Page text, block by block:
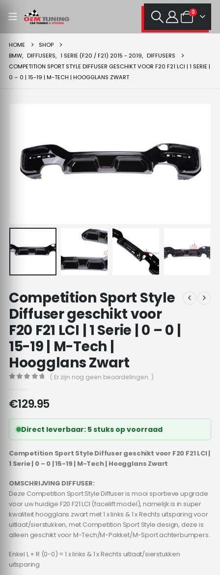
0
HOME
SHOP
BMW, DIFFUSERS, 1 SERIE (F20 / F21) 2015 - 2019, DIFFUSERS
COMPETITION SPORT STYLE DIFFUSER GESCHIKT VOOR F20 F21 LCI | 1 SERIE |
0 – 0 | 15-19 | M-TECH | HOOGGLANS ZWART
Competition Sport Style
Diffuser geschikt voor
F20 F21 LCI | 1 Serie | 0 – 0 |
15-19 | M-Tech |
Hoogglans Zwart
( Er zijn nog geen beoordelingen. )
€129.95
Direct leverbaar: 5 stuks op voorraad
Competition Sport Style Diffuser geschikt voor F20 F21 LCI |
1 Serie | 0 – 0 | 15-19 | M-Tech | Hoogglans Zwart
OMSCHRIJVING DIFFUSER:
Deze Competition Sport Style Diffuser is mooi sportieve upgrade
voor uw huidige F20 F21 LCI (facelift model), namelijk is in super
kwaliteit hoogglans zwart met 1 x links & 1 x Rechts uitsparing voor
uitlaat/sierstukken, met Competition Sport Style design, deze is
alleen geschikt voor M-Tech/M-Pakket/M-Sport achterbumpers.
Enkel L + R (0-0) = 1 x links & 1 x Rechts uitlaat/sierstukken
uitsparing